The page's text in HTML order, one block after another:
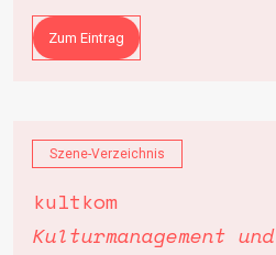
Zum Eintrag
Szene-Verzeichnis
kultkom
Kulturmanagement und